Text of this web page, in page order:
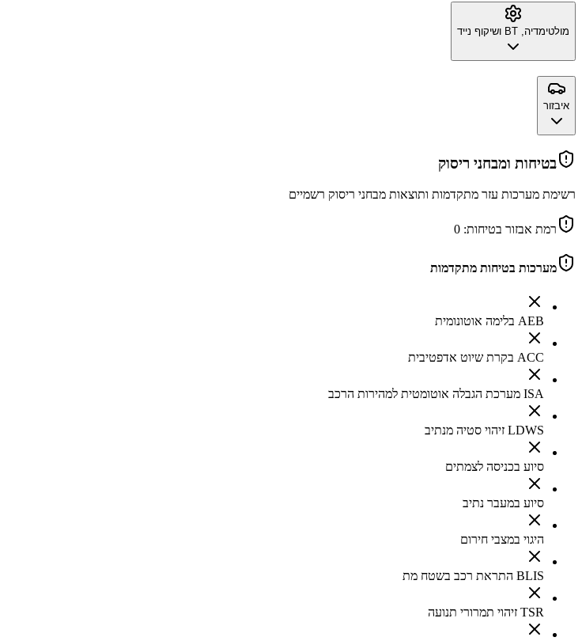
מולטימדיה, BT ושיקוף נייד
איבזור
בטיחות ומבחני ריסוק
רשימת מערכות עזר מתקדמות ותוצאות מבחני ריסוק רשמיים
רמת אבזור בטיחות: 0
מערכות בטיחות מתקדמות
AEB בלימה אוטונומית
ACC בקרת שיוט אדפטיבית
ISA מערכת הגבלה אוטומטית למהירות הרכב
LDWS זיהוי סטיה מנתיב
סיוע בכניסה לצמתים
סיוע במעבר נתיב
היגוי במצבי חירום
BLIS התראת רכב בשטח מת
TSR זיהוי תמרורי תנועה